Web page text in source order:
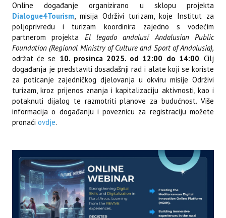
Online događanje organizirano u sklopu projekta
Dialogue4Tourism, misija Održivi turizam, koje Institut za
poljoprivredu i turizam koordinira zajedno s vodećim
partnerom projekta El legado andalusí Andalusian Public
Foundation (Regional Ministry of Culture and Sport of Andalusia),
održat će se 10. prosinca 2025. od 12:00 do 14:00. Cilj
događanja je predstaviti dosadašnji rad i alate koji se koriste
za poticanje zajedničkog djelovanja u okviru misije Održivi
turizam, kroz prijenos znanja i kapitalizaciju aktivnosti, kao i
potaknuti dijalog te razmotriti planove za budućnost. Više
informacija o događanju i poveznicu za registraciju možete
pronaći ovdje.